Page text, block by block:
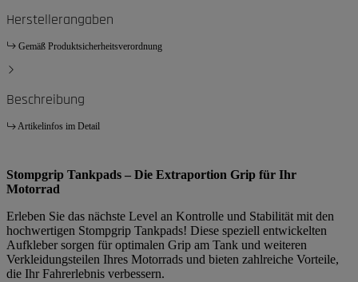
Herstellerangaben
Gemäß Produktsicherheitsverordnung
Beschreibung
Artikelinfos im Detail
Stompgrip Tankpads – Die Extraportion Grip für Ihr
Motorrad
Erleben Sie das nächste Level an Kontrolle und Stabilität mit den
hochwertigen Stompgrip Tankpads! Diese speziell entwickelten
Aufkleber sorgen für optimalen Grip am Tank und weiteren
Verkleidungsteilen Ihres Motorrads und bieten zahlreiche Vorteile,
die Ihr Fahrerlebnis verbessern.